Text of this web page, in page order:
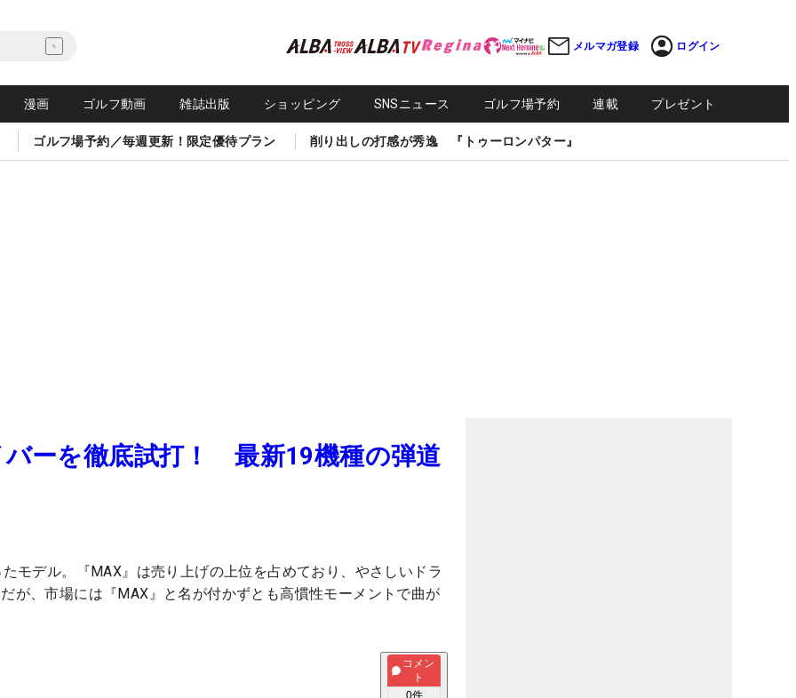
メルマガ登録 ログイン
漫画 ゴルフ動画 雑誌出版 ショッピング SNSニュース ゴルフ場予約 連載 プレゼント
ゴルフ場予約／毎週更新！限定優待プラン 削り出しの打感が秀逸 『トゥーロンパター』
ーを徹底試打！ 最新19機種の弾道
モデル。『MAX』は売り上げの上位を占めており、やさしいドラ
が、市場には『MAX』と名が付かずとも高慣性モーメントで曲が
コメン
ト